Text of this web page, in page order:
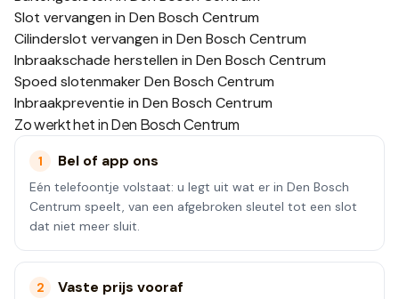
Slot vervangen in Den Bosch Centrum
Cilinderslot vervangen in Den Bosch Centrum
Inbraakschade herstellen in Den Bosch Centrum
Spoed slotenmaker Den Bosch Centrum
Inbraakpreventie in Den Bosch Centrum
Zo werkt het inDen Bosch Centrum
1 Bel of app ons
Eén telefoontje volstaat: u legt uit wat er in Den Bosch
Centrum speelt, van een afgebroken sleutel tot een slot
dat niet meer sluit.
2 Vaste prijs vooraf